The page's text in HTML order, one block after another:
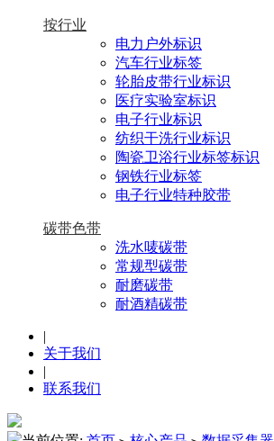
按行业
电力户外标识
汽车行业标签
轮胎皮带行业标识
医疗实验室标识
电子行业标识
纺织干洗行业标识
陶瓷卫浴行业标签标识
钢铁行业标签
电子行业特种胶带
碳带色带
洗水唛碳带
常规型碳带
耐磨碳带
耐酒精碳带
|
关于我们
|
联系我们